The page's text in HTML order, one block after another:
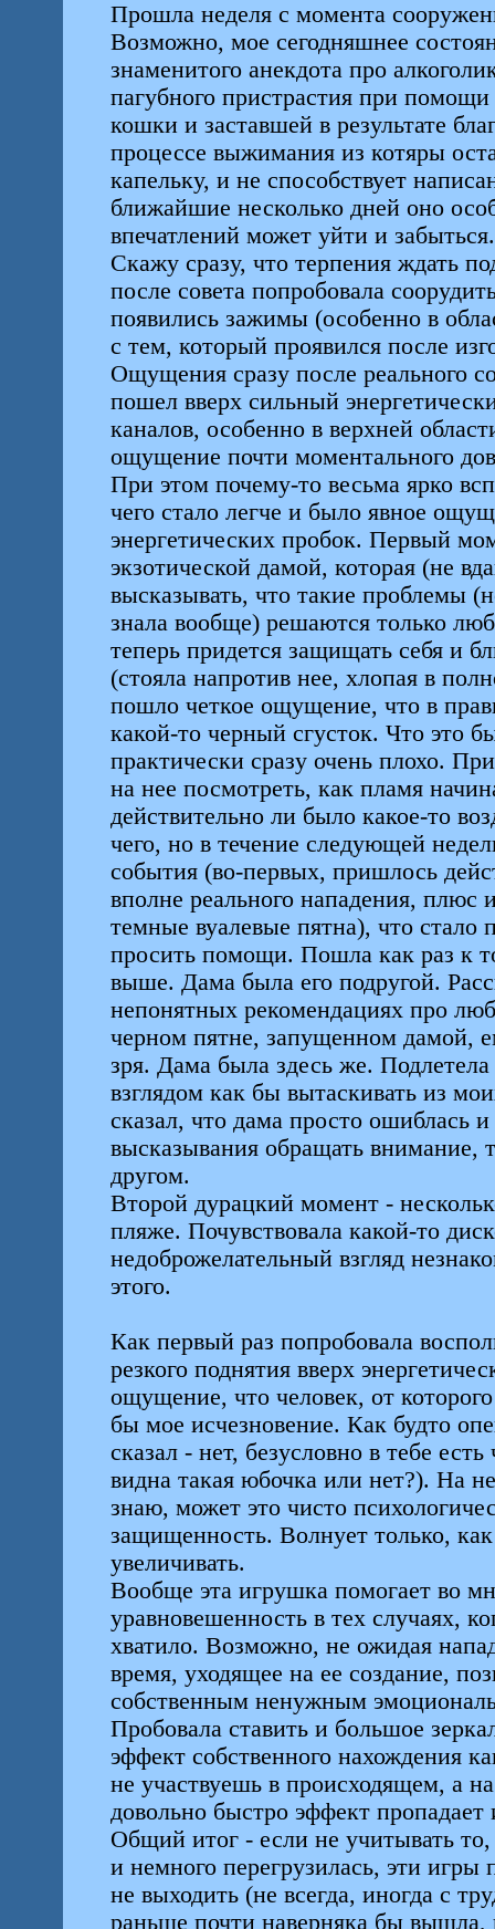
Прошла неделя с момента
Возможно, мое сегодняшнее
знаменитого анекдота про
пагубного пристрастия при
кошки и заставшей в результате
процессе выжимания из котяры
капельку, и не способствует
ближайшие несколько дней оно
впечатлений может уйти и
Скажу сразу, что терпения ждать
после совета попробовала
появились зажимы (особенно в
с тем, который проявился после
Ощущения сразу после реального
пошел вверх сильный
каналов, особенно в верхней
ощущение почти моментального
При этом почему-то весьма ярко
чего стало легче и было явное
энергетических пробок. Первый
экзотической дамой, которая (не
высказывать, что такие проблемы
знала вообще) решаются только
теперь придется защищать себя и
(стояла напротив нее, хлопая в
пошло четкое ощущение, что в
какой-то черный сгусток. Что это
практически сразу очень плохо.
на нее посмотреть, как пламя
действительно ли было какое-то
чего, но в течение следующей
события (во-первых, пришлось
вполне реального нападения, плюс
темные вуалевые пятна), что стало
просить помощи. Пошла как раз к
выше. Дама была его подругой.
непонятных рекомендациях про
черном пятне, запущенном дамой,
зря. Дама была здесь же.
взглядом как бы вытаскивать из
сказал, что дама просто ошиблась
высказывания обращать внимание,
другом.
Второй дурацкий момент -
пляже. Почувствовала какой-то
недоброжелательный взгляд
этого.
Как первый раз попробовала
резкого поднятия вверх
ощущение, что человек, от
бы мое исчезновение. Как будто
сказал - нет, безусловно в тебе
видна такая юбочка или нет?). На
знаю, может это чисто
защищенность. Волнует только,
увеличивать.
Вообще эта игрушка помогает во
уравновешенность в тех случаях,
хватило. Возможно, не ожидая
время, уходящее на ее создание,
собственным ненужным
Пробовала ставить и большое
эффект собственного нахождения
не участвуешь в происходящем, а
довольно быстро эффект пропадает
Общий итог - если не учитывать то,
и немного перегрузилась, эти
не выходить (не всегда, иногда с
раньше почти наверняка бы вышла,